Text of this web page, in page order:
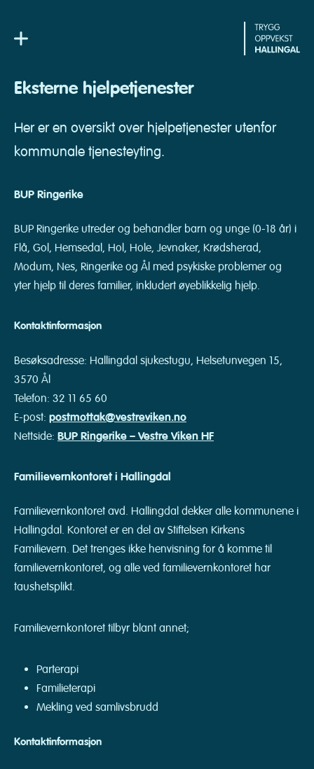
content
Eksterne hjelpetjenester
Her er en oversikt over hjelpetjenester utenfor
kommunale tjenesteyting.
BUP Ringerike
BUP Ringerike utreder og behandler barn og unge (0-18 år) i
Flå, Gol, Hemsedal, Hol, Hole, Jevnaker, Krødsherad,
Modum, Nes, Ringerike og Ål med psykiske problemer og
yter hjelp til deres familier, inkludert øyeblikkelig hjelp.
Kontaktinformasjon
Besøksadresse: Hallingdal sjukestugu, Helsetunvegen 15,
3570 Ål
Telefon: 32 11 65 60
E-post: postmottak@vestreviken.no
Nettside: BUP Ringerike – Vestre Viken HF
Familievernkontoret i Hallingdal
Familievernkontoret avd. Hallingdal dekker alle kommunene i
Hallingdal. Kontoret er en del av Stiftelsen Kirkens
Familievern. Det trenges ikke henvisning for å komme til
familievernkontoret, og alle ved familievernkontoret har
taushetsplikt.
Familievernkontoret tilbyr blant annet;
Parterapi
Familieterapi
Mekling ved samlivsbrudd
Kontaktinformasjon